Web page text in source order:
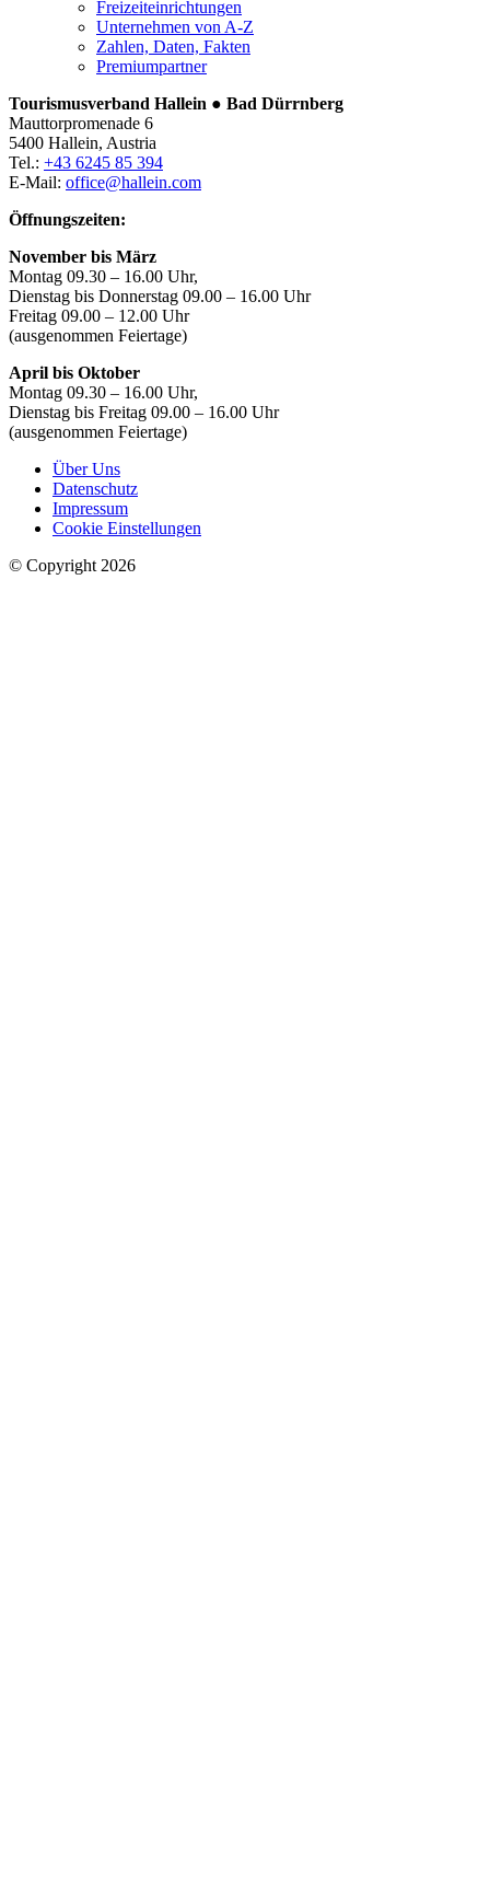
Freizeiteinrichtungen
Unternehmen von A-Z
Zahlen, Daten, Fakten
Premiumpartner
Tourismusverband Hallein ● Bad Dürrnberg
Mauttorpromenade 6
5400 Hallein, Austria
Tel.: +43 6245 85 394
E-Mail: office@hallein.com
Öffnungszeiten:
November bis März
Montag 09.30 – 16.00 Uhr,
Dienstag bis Donnerstag 09.00 – 16.00 Uhr
Freitag 09.00 – 12.00 Uhr
(ausgenommen Feiertage)
April bis Oktober
Montag 09.30 – 16.00 Uhr,
Dienstag bis Freitag 09.00 – 16.00 Uhr
(ausgenommen Feiertage)
Über Uns
Datenschutz
Impressum
Cookie Einstellungen
© Copyright 2026